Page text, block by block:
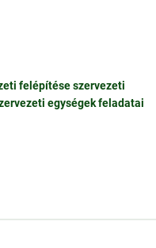
felépítése szervezeti
egységek feladatai